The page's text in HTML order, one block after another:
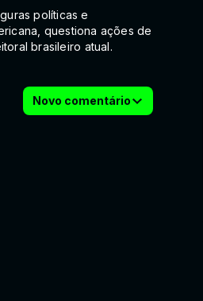
políticas e
questiona ações de
brasileiro atual.
Novo comentário